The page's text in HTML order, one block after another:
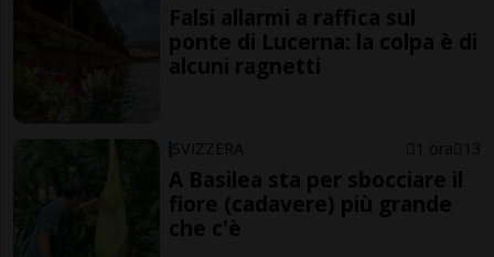
Falsi allarmi a raffica sul
ponte di Lucerna: la colpa è di
alcuni ragnetti
SVIZZERA 1 ora 13
A Basilea sta per sbocciare il
fiore (cadavere) più grande
che c'è